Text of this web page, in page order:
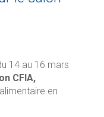
14 au 16 mars
CFIA,
en